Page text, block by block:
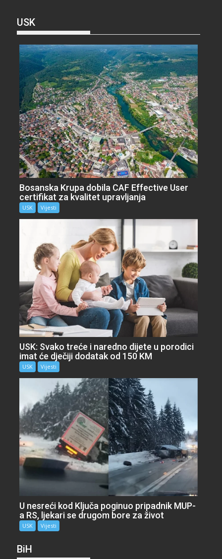
USK
Bosanska Krupa dobila CAF Effective User
certifikat za kvalitet upravljanja
USK Vijesti
USK: Svako treće i naredno dijete u porodici
imat će dječiji dodatak od 150 KM
USK Vijesti
U nesreći kod Ključa poginuo pripadnik MUP-
a RS, ljekari se drugom bore za život
USK Vijesti
BiH